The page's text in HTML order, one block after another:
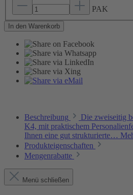
PAK
In den Warenkorb
Beschreibung
Die zweiseitig
K4, mit praktischem
Ihnen eine gut strukturierte…
Produkteigenschaften
Mengenrabatte
Menü schließen